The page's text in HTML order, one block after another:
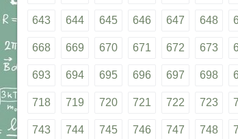
643 644 645 646 647 648
668 669 670 671 672 673
693 694 695 696 697 698
718 719 720 721 722 723
743 744 745 746 747 748